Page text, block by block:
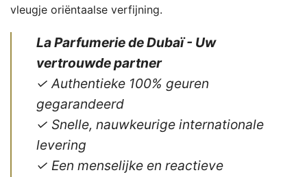
vleugje oriëntaalse verfijning.
La Parfumerie de Dubaï - Uw
vertrouwde partner
✓ Authentieke 100% geuren
gegarandeerd
✓ Snelle, nauwkeurige internationale
levering
✓ Een menselijke en reactieve